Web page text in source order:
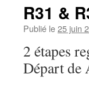
R31 &
Publié le25 juin
2 étapes
Départ de